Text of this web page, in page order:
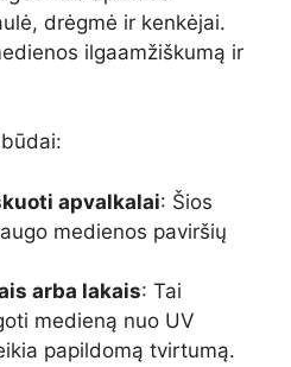
drėgmė ir kenkėjai.
ilgaamžiškumą ir
apvalkalai: Šios
medienos paviršių
arba lakais: Tai
medieną nuo UV
papildomą tvirtumą.